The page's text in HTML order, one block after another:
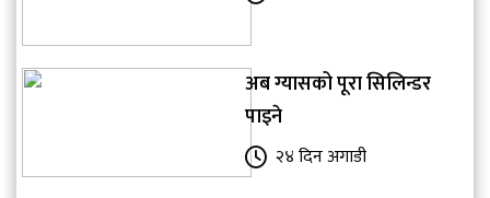
अब ग्यासको पूरा सिलिन्डर
पाइने
२४ दिन अगाडी